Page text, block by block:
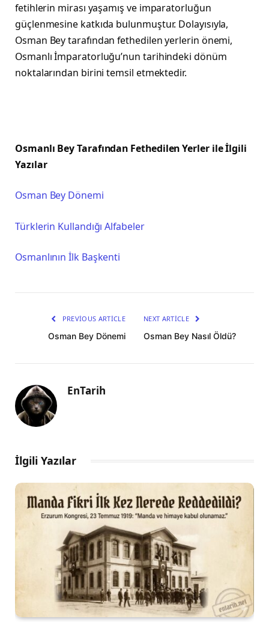
fetihlerin mirası yaşamış ve imparatorluğun
güçlenmesine katkıda bulunmuştur. Dolayısıyla,
Osman Bey tarafından fethedilen yerlerin önemi,
Osmanlı İmparatorluğu’nun tarihindeki dönüm
noktalarından birini temsil etmektedir.
Osmanlı Bey Tarafından Fethedilen Yerler ile İlgili
Yazılar
Osman Bey Dönemi
Türklerin Kullandığı Alfabeler
Osmanlının İlk Başkenti
PREVIOUS ARTICLE
Osman Bey Dönemi
NEXT ARTICLE
Osman Bey Nasıl Öldü?
EnTarih
İlgili Yazılar